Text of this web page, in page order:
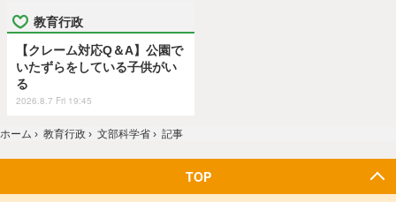
教育行政
【クレーム対応Q＆A】公園で
いたずらをしている子供がい
る
2026.8.7 Fri 19:45
ホーム › 教育行政 › 文部科学省 › 記事
TOP